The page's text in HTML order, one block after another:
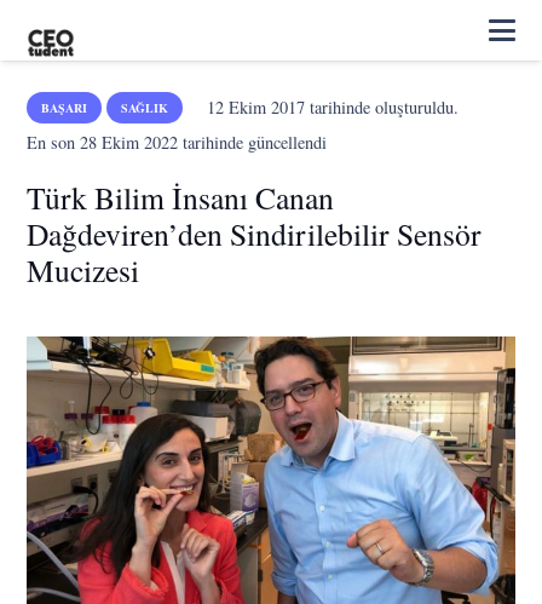
BAŞARI SAĞLIK 12 Ekim 2017tarihinde oluşturuldu.
En son28 Ekim 2022 tarihinde güncellendi
Türk Bilim İnsanı Canan
Dağdeviren’den Sindirilebilir Sensör
Mucizesi